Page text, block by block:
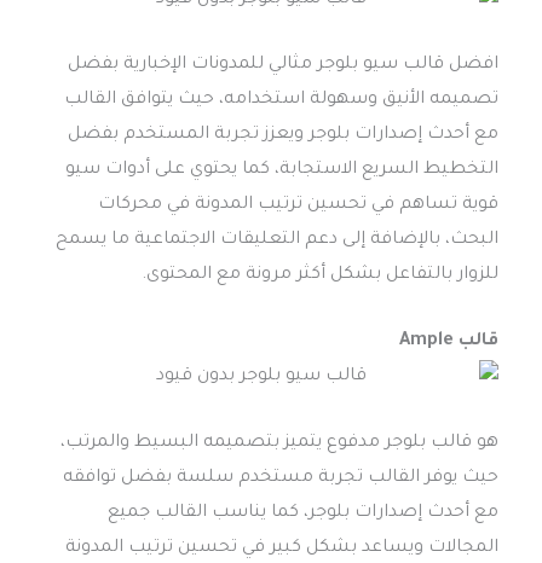
افضل قالب سيو بلوجر مثالي للمدونات الإخبارية بفضل
تصميمه الأنيق وسهولة استخدامه، حيث يتوافق القالب
مع أحدث إصدارات بلوجر ويعزز تجربة المستخدم بفضل
التخطيط السريع الاستجابة، كما يحتوي على أدوات سيو
قوية تساهم في تحسين ترتيب المدونة في محركات
البحث، بالإضافة إلى دعم التعليقات الاجتماعية ما يسمح
للزوار بالتفاعل بشكل أكثر مرونة مع المحتوى.
قالب Ample
هو قالب بلوجر مدفوع يتميز بتصميمه البسيط والمرتب،
حيث يوفر القالب تجربة مستخدم سلسة بفضل توافقه
مع أحدث إصدارات بلوجر، كما يناسب القالب جميع
المجالات ويساعد بشكل كبير في تحسين ترتيب المدونة